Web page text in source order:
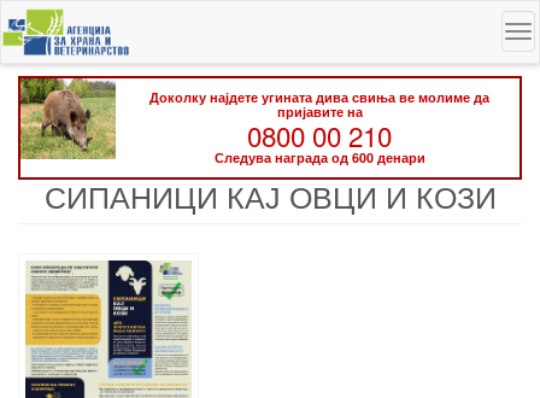
Skip
to
main
content
Доколку најдете угината дива свиња ве молиме да
пријавите на
0800 00 210
Следува награда од 600 денари
СИПАНИЦИ КАЈ ОВЦИ И КОЗИ